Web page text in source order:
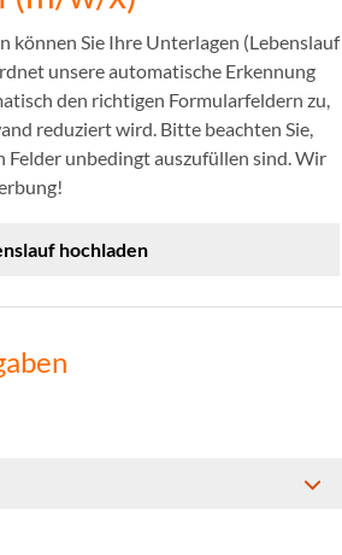
können Sie Ihre Unterlagen (Lebenslauf
unsere automatische Erkennung
den richtigen Formularfeldern zu,
reduziert wird. Bitte beachten Sie,
Felder unbedingt auszufüllen sind. Wir
hochladen